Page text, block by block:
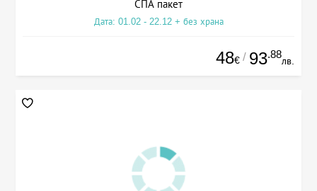
СПА пакет
Дата: 01.02 - 22.12 + без храна
48€ / 93.88
лв.